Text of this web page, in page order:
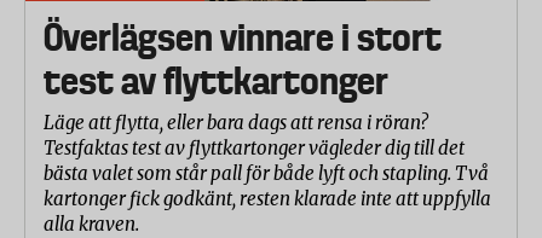
Överlägsen vinnare i stort
test av flyttkartonger
Läge att flytta, eller bara dags att rensa i röran?
Testfaktas test av flyttkartonger vägleder dig till det
bästa valet som står pall för både lyft och stapling. Två
kartonger fick godkänt, resten klarade inte att uppfylla
alla kraven.